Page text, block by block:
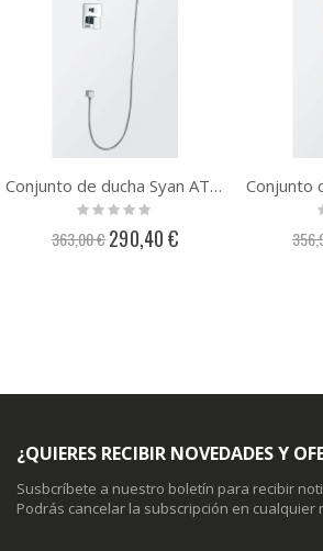
Conjunto de ducha Syan ATENEA monomando - Salida pared
Rating:
0%
363,00 € Precio
especial
290,40 €
¿QUIERES RECIBIR NOVEDADES Y
Susbcríbete a nuestro boletín para recibir
Podrás cancelar la subscripción en cualquier